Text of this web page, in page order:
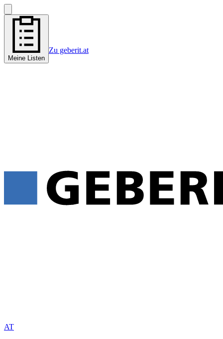
Meine Listen
Zu geberit.at
AT